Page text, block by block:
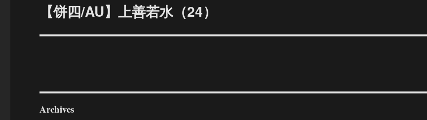
文
【饼四/AU】上善若水（24）
Archives